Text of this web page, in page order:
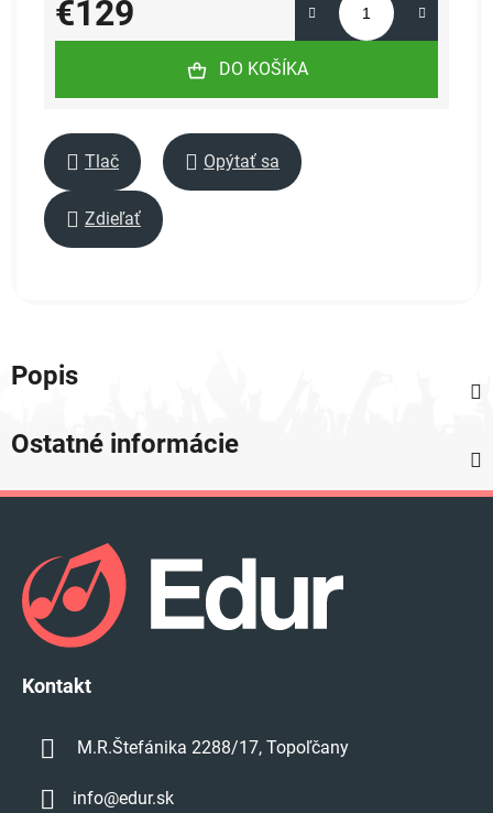
€129
Jednotková cena:
DO KOŠÍKA
Tlač Opýtať sa
Zdieľať
Popis
Ostatné informácie
Kontakt
M.R.Štefánika 2288/17, Topoľčany
info@edur.sk